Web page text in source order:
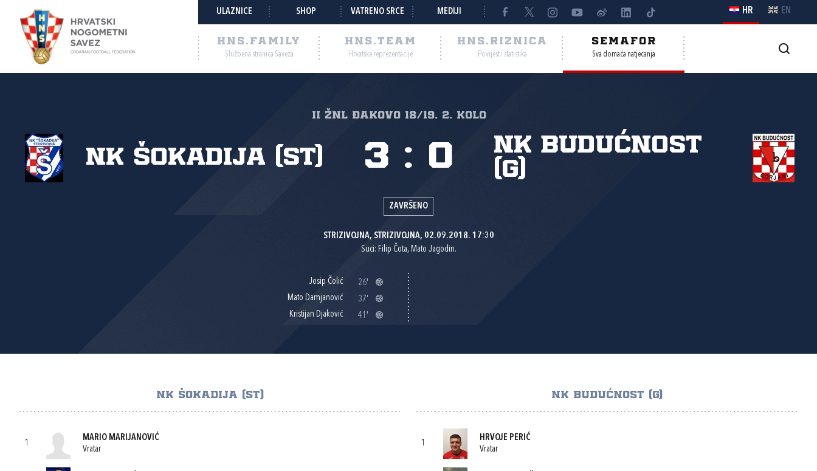
ULAZNICE SHOP VATRENO SRCE MEDIJI HR EN
HNS.FAMILY
Službena stranica Saveza
HNS.TEAM
Hrvatske reprezentacije
HNS.RIZNICA
Povijest i statistika
SEMAFOR
Sva domaća natjecanja
II ŽNL Đakovo 18/19, 2. kolo
NK Šokadija (St)
NK Budućnost
(G)
3 : 0
ZAVRŠENO
STRIZIVOJNA, STRIZIVOJNA, 02.09.2018. 17:30
Suci: Filip Čota, Mato Jagodin.
Josip Čolić
26'
Mato Damjanović
37'
Kristijan Djaković
41'
NK ŠOKADIJA (ST)
1
MARIO MARIJANOVIĆ
Vratar
NK BUDUĆNOST (G)
1
HRVOJE PERIĆ
Vratar